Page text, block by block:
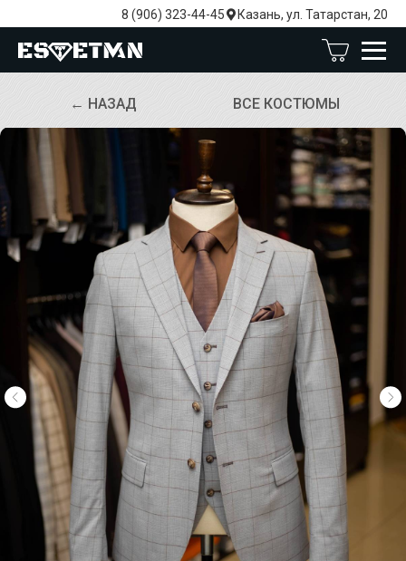
8 (906) 323-44-45 Казань, ул. Татарстан, 20
ВСЕ КОСТЮМЫ
← НАЗАД